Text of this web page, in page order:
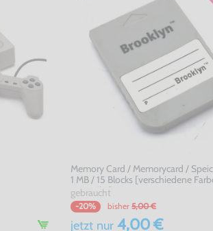
Memory Card / Memorycard /
1 MB / 15 Blocks [verschiedene
Hersteller]
gebraucht
-20% bisher 5,00 €
jetzt nur 4,00 €